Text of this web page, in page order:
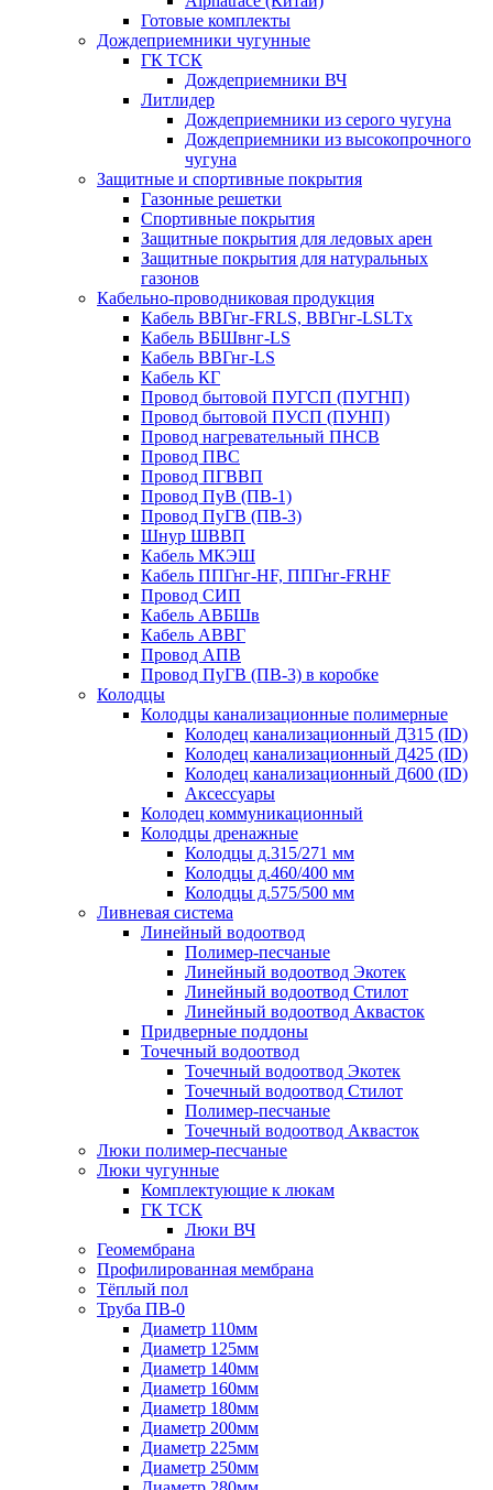
Готовые комплекты
Дождеприемники чугунные
ГК ТСК
Дождеприемники ВЧ
Литлидер
Дождеприемники из серого чугуна
Дождеприемники из высокопрочного
чугуна
Защитные и спортивные покрытия
Газонные решетки
Спортивные покрытия
Защитные покрытия для ледовых арен
Защитные покрытия для натуральных
газонов
Кабельно-проводниковая продукция
Кабель ВВГнг-FRLS, ВВГнг-LSLTx
Кабель ВБШвнг-LS
Кабель ВВГнг-LS
Кабель КГ
Провод бытовой ПУГСП (ПУГНП)
Провод бытовой ПУСП (ПУНП)
Провод нагревательный ПНСВ
Провод ПВС
Провод ПГВВП
Провод ПуВ (ПВ-1)
Провод ПуГВ (ПВ-3)
Шнур ШВВП
Кабель МКЭШ
Кабель ППГнг-HF, ППГнг-FRHF
Провод СИП
Кабель АВБШв
Кабель АВВГ
Провод АПВ
Провод ПуГВ (ПВ-3) в коробке
Колодцы
Колодцы канализационные полимерные
Колодец канализационный Д315 (ID)
Колодец канализационный Д425 (ID)
Колодец канализационный Д600 (ID)
Аксессуары
Колодец коммуникационный
Колодцы дренажные
Колодцы д.315/271 мм
Колодцы д.460/400 мм
Колодцы д.575/500 мм
Ливневая система
Линейный водоотвод
Полимер-песчаные
Линейный водоотвод Экотек
Линейный водоотвод Стилот
Линейный водоотвод Аквасток
Придверные поддоны
Точечный водоотвод
Точечный водоотвод Экотек
Точечный водоотвод Стилот
Полимер-песчаные
Точечный водоотвод Аквасток
Люки полимер-песчаные
Люки чугунные
Комплектующие к люкам
ГК ТСК
Люки ВЧ
Геомембрана
Профилированная мембрана
Тёплый пол
Труба ПВ-0
Диаметр 110мм
Диаметр 125мм
Диаметр 140мм
Диаметр 160мм
Диаметр 180мм
Диаметр 200мм
Диаметр 225мм
Диаметр 250мм